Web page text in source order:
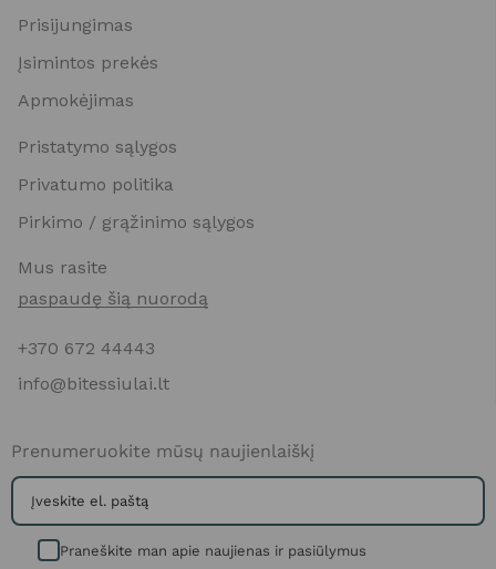
Prisijungimas
Įsimintos prekės
Apmokėjimas
Pristatymo sąlygos
Privatumo politika
Pirkimo / grąžinimo sąlygos
Mus rasite
paspaudę šią nuorodą
+370 672 44443
info@bitessiulai.lt
Prenumeruokite mūsų naujienlaiškį
Praneškite man apie naujienas ir pasiūlymus